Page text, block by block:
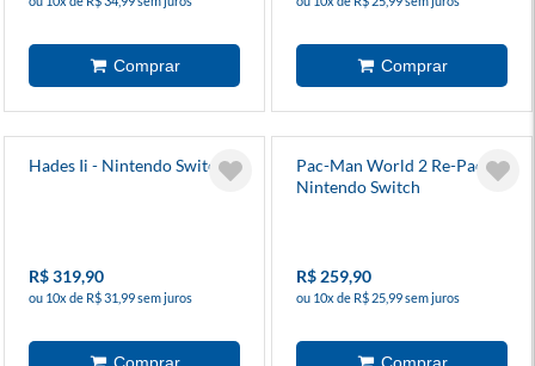
Hades Ii - Nintendo Switch 2
R$ 319,90
ou 10x de R$ 31,99 sem juros
Pac-Man World 2 Re-Pac -
Nintendo Switch
R$ 259,90
ou 10x de R$ 25,99 sem juros